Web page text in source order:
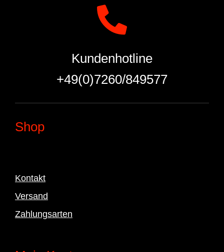
Kundenhotline
+49(0)7260/849577
Shop
Kontakt
Versand
Zahlungsarten